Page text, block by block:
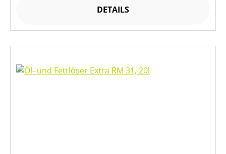
DETAILS